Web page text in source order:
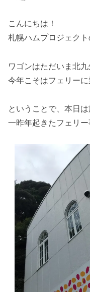
こんにちは！
札幌ハムプロジェクト
ワゴンはただいま北
今年こそはフェリー
ということで、本日
一昨年起きたフェリ